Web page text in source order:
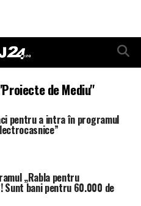
de Mediu"
pentru a intra în programul
„Rabla pentru
Sunt bani pentru 60.000 de